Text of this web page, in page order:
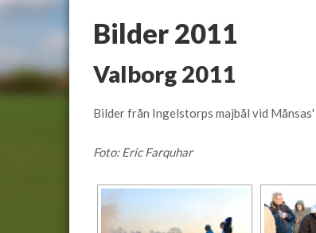
Bilder 2011
Valborg 2011
Bilder från Ingelstorps majbål vid
Foto: Eric Farquhar